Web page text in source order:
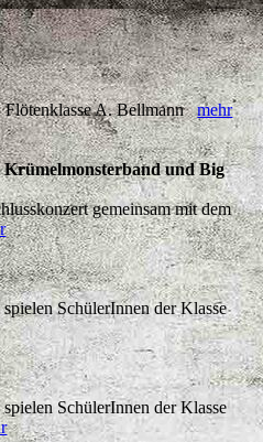
Flötenklasse A. Bellmannmehr
Krümelmonsterband und Big
gemeinsam mit dem
SchülerInnen der Klasse
SchülerInnen der Klasse